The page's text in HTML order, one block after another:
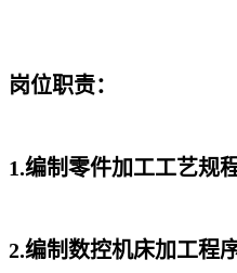
岗位职责：
1.编制零件加工工艺规
2.编制数控机床加工程序